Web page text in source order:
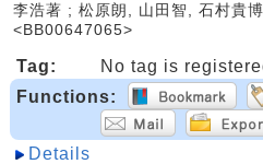
李浩著 ; 松原朗, 山田智, 石村貴
<BB00647065>
Tag:
No tag is
Functions:
Details